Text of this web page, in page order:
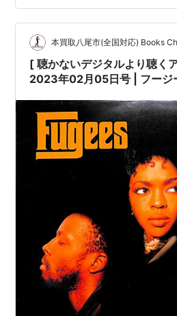
品交換して配送致します］※［…
本買取八尾市(全国対応) Books
[ 聴かないデジタルより聴く
2023年02月05日号 | フー
組］(LPレコード) | インサー
ジャケット=VG+ |